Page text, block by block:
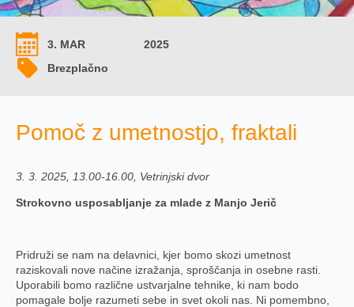
3. MAR
2025
Brezplačno
Pomoč z umetnostjo, fraktali
3. 3. 2025, 13.00-16.00, Vetrinjski dvor
Strokovno usposabljanje za mlade z Manjo Jerič
Pridruži se nam na delavnici, kjer bomo skozi umetnost
raziskovali nove načine izražanja, sproščanja in osebne rasti.
Uporabili bomo različne ustvarjalne tehnike, ki nam bodo
pomagale bolje razumeti sebe in svet okoli nas. Ni pomembno,